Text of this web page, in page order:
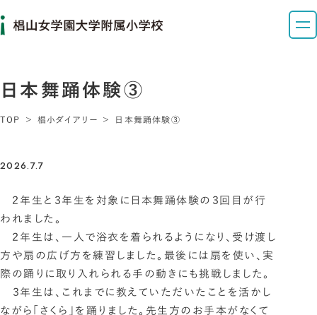
日本舞踊体験③
TOP 椙小ダイアリー 日本舞踊体験③
2026.7.7
２年生と３年生を対象に日本舞踊体験の３回目が行
われました。
２年生は、一人で浴衣を着られるようになり、受け渡し
方や扇の広げ方を練習しました。最後には扇を使い、実
際の踊りに取り入れられる手の動きにも挑戦しました。
３年生は、これまでに教えていただいたことを活かし
ながら「さくら」を踊りました。先生方のお手本がなくて